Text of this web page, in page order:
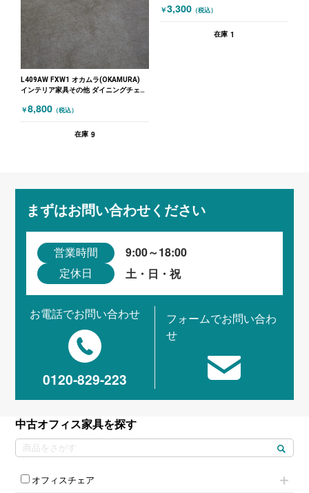
L409AW FXW1 オカムラ(OKAMURA)
インテリア家具その他 ダイニングチェア
ア グレー 木目（ナチュラル）
￥8,800 （税込）
在庫 9
￥3,300 （税込）
在庫 1
まずはお問い合わせください
営業時間 9:00～18:00
定休日 土・日・祝
お電話でお問い合わせ
0120-829-223
フォームでお問い合わ
せ
中古オフィス家具を探す
オフィスチェア